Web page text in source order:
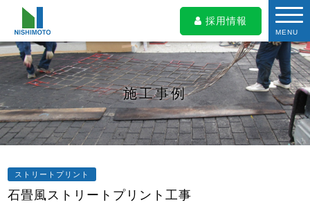
採用情報
MENU
施工事例
ストリートプリント
石畳風ストリートプリント工事